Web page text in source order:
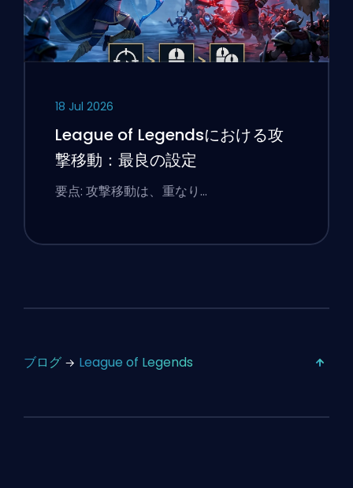
18 Jul 2026
League of Legendsにおける攻
撃移動：最良の設定
要点: 攻撃移動は、重なり…
ブログ League of Legends